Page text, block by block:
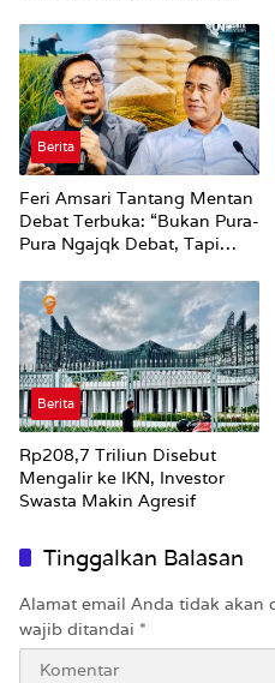
Pria Lain di Dalam Kamar
Berita
Feri Amsari Tantang Mentan
Debat Terbuka: “Bukan Pura-
Pura Ngajqk Debat, Tapi
Berita
Rp208,7 Triliun Disebut
Mengalir ke IKN, Investor
Swasta Makin Agresif
Tinggalkan Balasan
Alamat email Anda tidak akan
wajib ditandai *